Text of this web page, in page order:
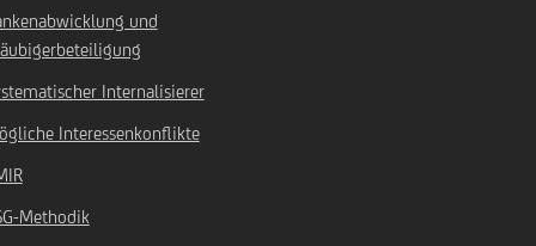
und
Internalisierer
Interessenkonflikte
Methodik